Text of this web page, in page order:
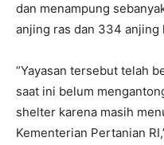
dan menampung
anjing ras dan 334 anjing
“Yayasan tersebut telah
saat ini belum
shelter karena masih
Kementerian Pertanian